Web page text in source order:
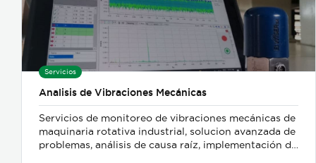
Servicios
Analisis de Vibraciones Mecánicas
Servicios de monitoreo de vibraciones mecánicas de
maquinaria rotativa industrial, solucion avanzada de
problemas, análisis de causa raíz, implementación de